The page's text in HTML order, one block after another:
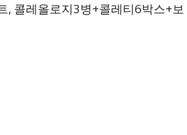
, 콜레올로지3병+콜레티6박스+보